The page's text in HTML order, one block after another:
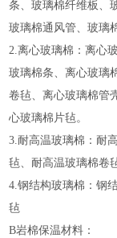
条、玻璃棉纤维板、
玻璃棉通风管、玻璃
2.离心玻璃棉：离心
玻璃棉条、离心玻璃
卷毡、离心玻璃棉管
心玻璃棉片毡。
3.耐高温玻璃棉：耐
毡、耐高温玻璃棉卷
4.钢结构玻璃棉：钢
毡
B岩棉保温材料：